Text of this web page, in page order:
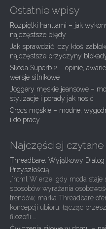
a
v
i
g
a
t
i
o
n
Ostatnie wpisy
Rozpiętki hantlami – jak
najczęstsze błędy
Jak sprawdzić, czy ktoś
najczęstsze przyczyny
Skoda Superb 2 – opinie,
wersje silnikowe
Joggery męskie jeansowe –
stylizacje i porady jak nosić
Crocs męskie – modne,
i do pracy
Najczęściej czytane
Threadbare: Wyjątkowy
Przyszłością
„`html W erze, gdy moda
sposobów wyrażania
trendów, marka Threadbare
koncepcji ubioru, łącząc
filozofii …